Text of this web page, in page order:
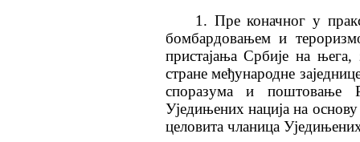
1. Пре коначног у
бомбардовањем и
пристајања Србије на
стране међународне
споразума и поштовање
Уједињених нација на основу
целовита чланица